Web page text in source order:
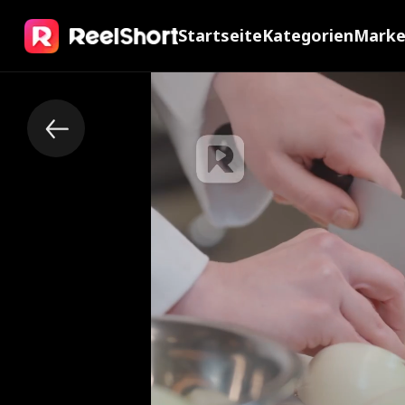
StartseiteKategorienMarke